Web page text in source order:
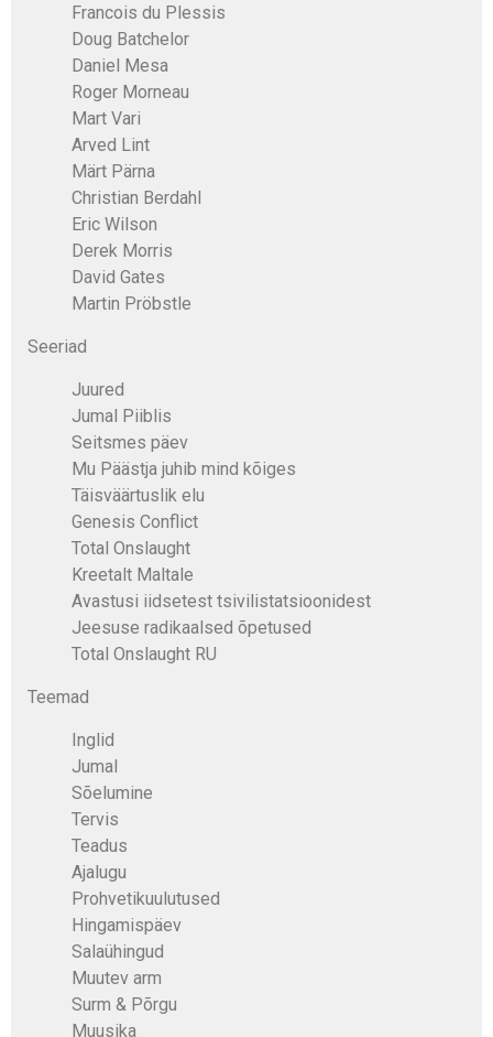
Francois du Plessis
Doug Batchelor
Daniel Mesa
Roger Morneau
Mart Vari
Arved Lint
Märt Pärna
Christian Berdahl
Eric Wilson
Derek Morris
David Gates
Martin Pröbstle
Seeriad
Juured
Jumal Piiblis
Seitsmes päev
Mu Päästja juhib mind kõiges
Täisväärtuslik elu
Genesis Conflict
Total Onslaught
Kreetalt Maltale
Avastusi iidsetest tsivilistatsioonidest
Jeesuse radikaalsed õpetused
Total Onslaught RU
Teemad
Inglid
Jumal
Sõelumine
Tervis
Teadus
Ajalugu
Prohvetikuulutused
Hingamispäev
Salaühingud
Muutev arm
Surm & Põrgu
Muusika